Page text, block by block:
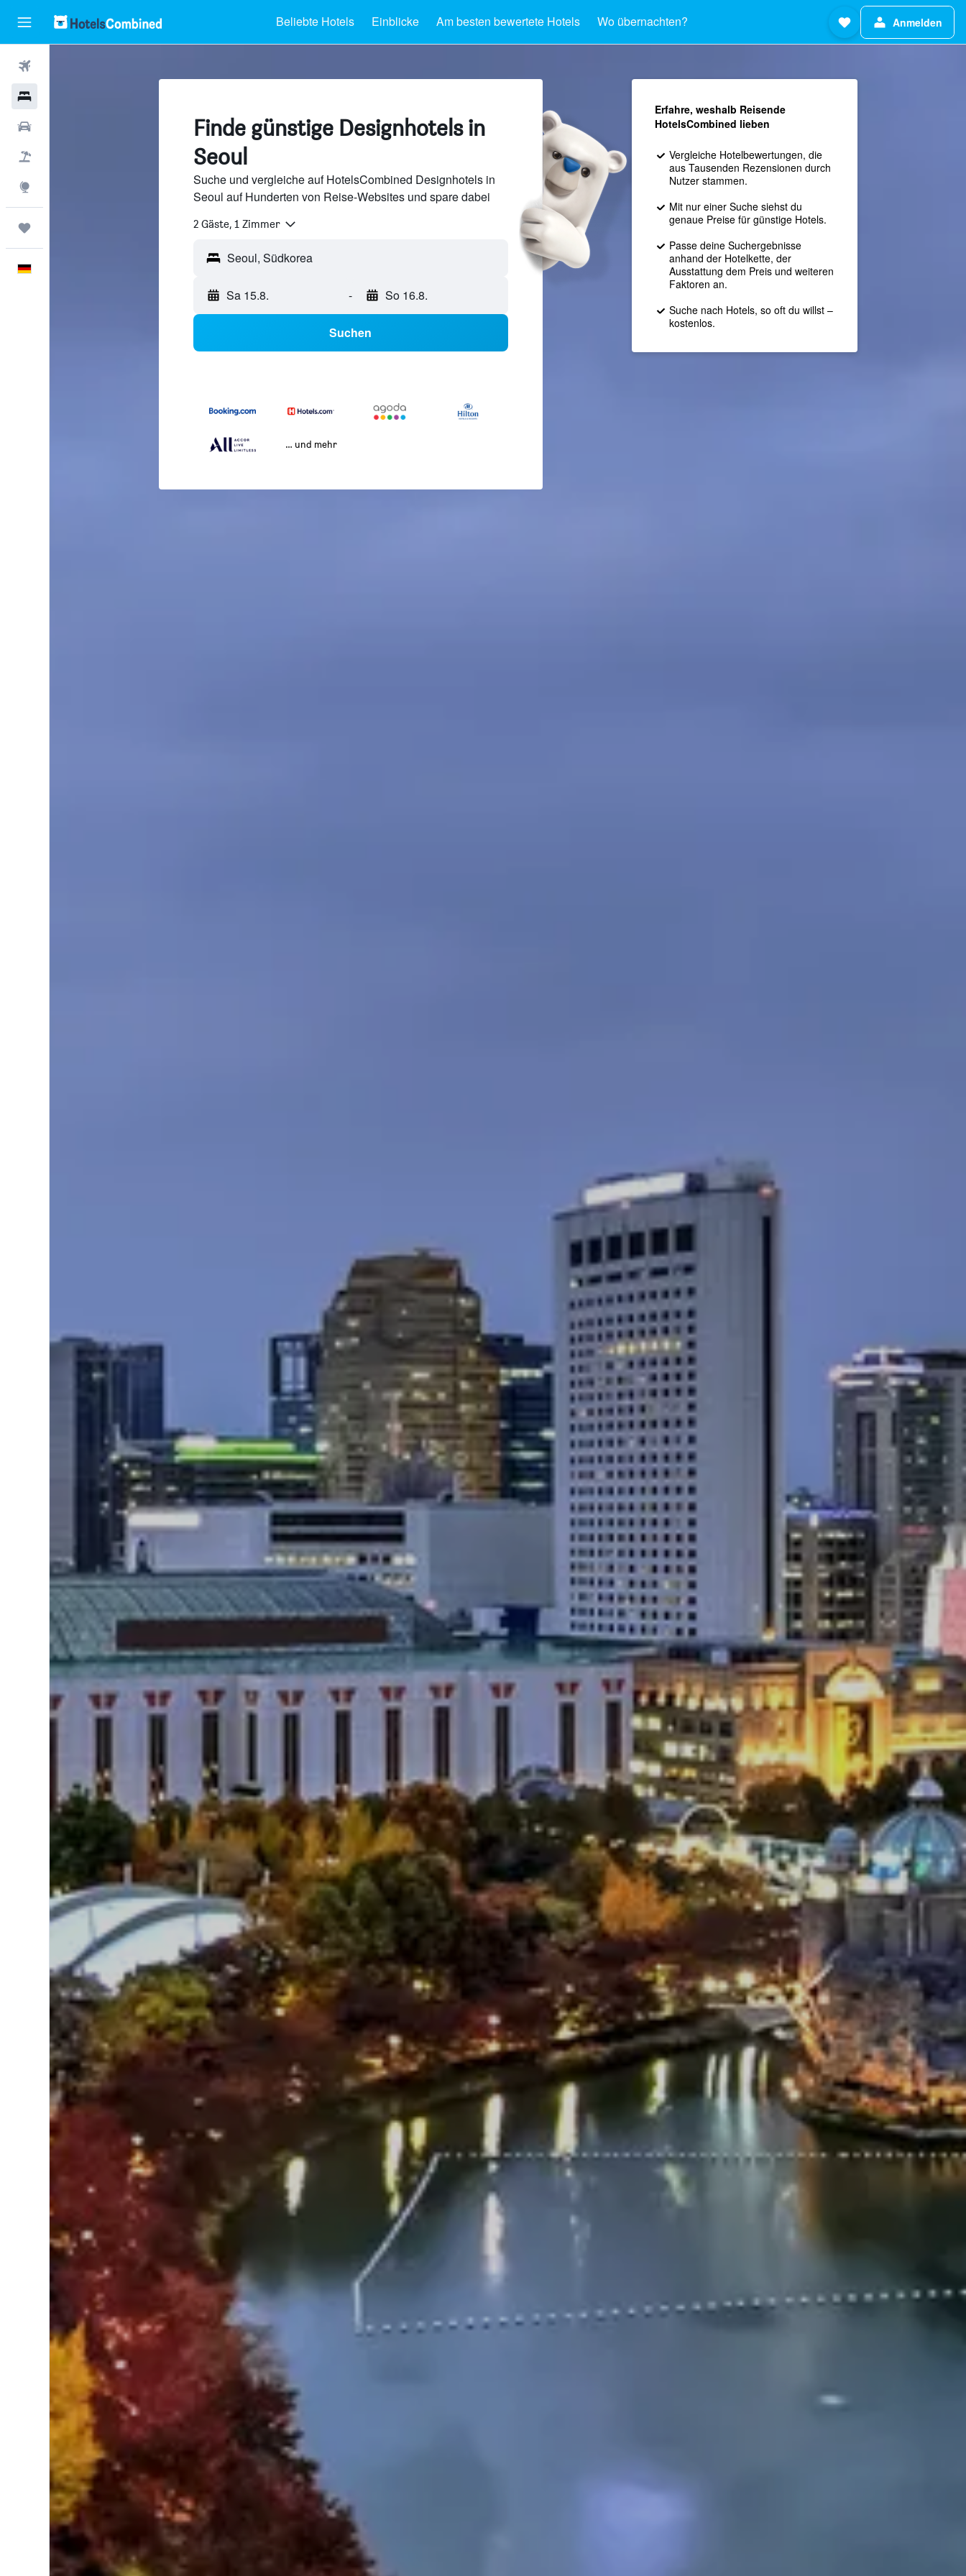
Beliebte Hotels Einblicke Am besten bewertete Hotels Wo übernachten? Anmelden
Finde günstige Designhotels in
Seoul
Suche und vergleiche auf HotelsCombined Designhotels in
Seoul auf Hunderten von Reise-Websites und spare dabei
2 Gäste, 1 Zimmer
Seoul, Südkorea
Sa 15.8. - So 16.8.
Suchen
… und mehr
Erfahre, weshalb Reisende
HotelsCombined lieben
Vergleiche Hotelbewertungen, die
aus Tausenden Rezensionen durch
Nutzer stammen.
Mit nur einer Suche siehst du
genaue Preise für günstige Hotels.
Passe deine Suchergebnisse
anhand der Hotelkette, der
Ausstattung dem Preis und weiteren
Faktoren an.
Suche nach Hotels, so oft du willst –
kostenlos.